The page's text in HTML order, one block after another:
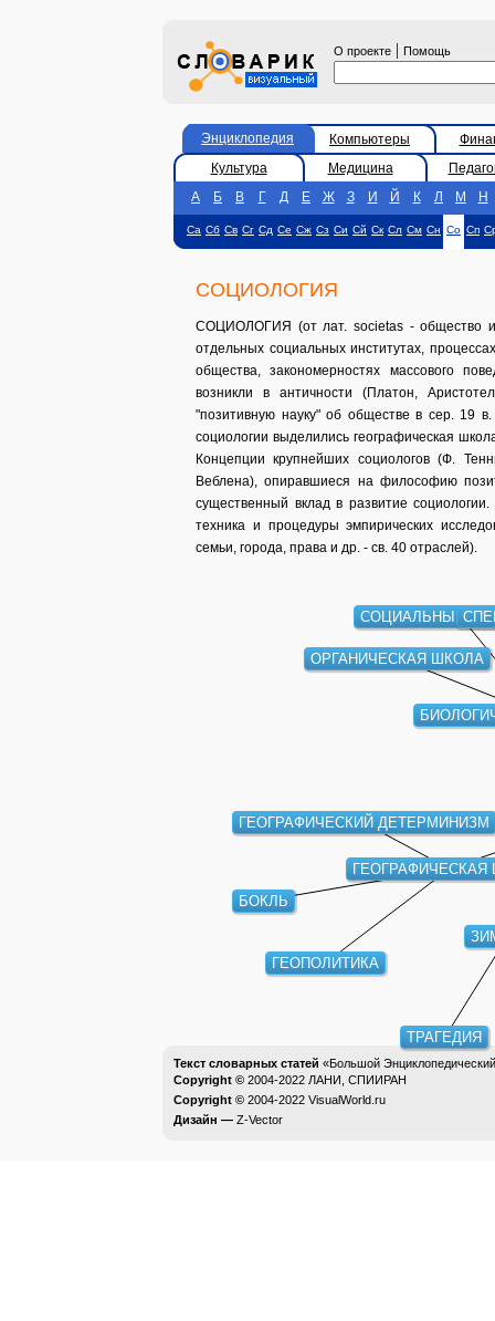
О проекте | Помощь
Энциклопедия Компьютеры
Культура
Медицина
А
Б В Г Д Е Ж З И Й К Л М Н
Са Сб Св Сг Сд Се Сж Сз Си Сй Ск Сл См Сн Со Сп
СОЦИОЛОГИЯ
СОЦИОЛОГИЯ (от лат. societas - общество и
отдельных социальных институтах,
общества, закономерностях массового
возникли в античности (Платон,
"позитивную науку" об обществе в сер. 19
социологии выделились географическая
Концепции крупнейших социологов (Ф.
Веблена), опиравшиеся на философию
существенный вклад в развитие
техника и процедуры эмпирических
семьи, города, права и др. - св. 40 отраслей).
ГЕОГРАФИЧЕСКАЯ
ОРГАНИЧЕСКАЯ ШКОЛА
СОЦИАЛЬНЫЙ
ГЕОГРАФИЧЕСКИЙ ДЕТЕРМИНИЗМ
БОКЛЬ
ГЕОПОЛИТИКА
ТРАГЕДИЯ
Текст словарных статей «Большой
Copyright © 2004-2022 ЛАНИ, СПИИРАН
Copyright © 2004-2022 VisualWorld.ru
Дизайн — Z-Vector